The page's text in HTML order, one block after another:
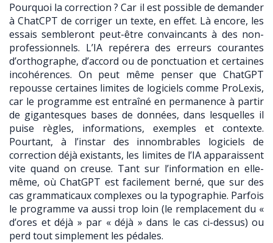
Pourquoi la correction ? Car il est possible de demander
à ChatCPT de corriger un texte, en effet. Là encore, les
essais sembleront peut-être convaincants à des non-
professionnels. L’IA repérera des erreurs courantes
d’orthographe, d’accord ou de ponctuation et certaines
incohérences. On peut même penser que ChatGPT
repousse certaines limites de logiciels comme ProLexis,
car le programme est entraîné en permanence à partir
de gigantesques bases de données, dans lesquelles il
puise règles, informations, exemples et contexte.
Pourtant, à l’instar des innombrables logiciels de
correction déjà existants, les limites de l’IA apparaissent
vite quand on creuse. Tant sur l’information en elle-
même, où ChatGPT est facilement berné, que sur des
cas grammaticaux complexes ou la typographie. Parfois
le programme va aussi trop loin (le remplacement du «
d’ores et déjà » par « déjà » dans le cas ci-dessus) ou
perd tout simplement les pédales.